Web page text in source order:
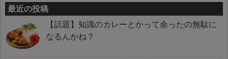
最近の投稿
【話題】知識のカレーとかって余ったの無駄に
なるんかね？